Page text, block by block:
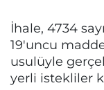
İhale, 4734
19'uncu
usulüyle
yerli istekliler